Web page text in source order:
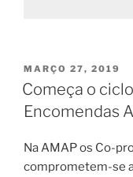
PUBLICADO
EM
MARÇO 27, 2019
Começa o
Encomendas
Na AMAP os Co-
comprometem-se